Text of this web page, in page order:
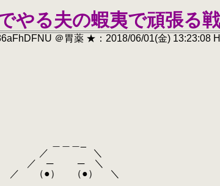
やる夫の蝦夷で頑張
＠胃薬 ★：2018/06/01(金) 13:23:08
＿_
＼
─ ＼
（●） ＼ ～あん